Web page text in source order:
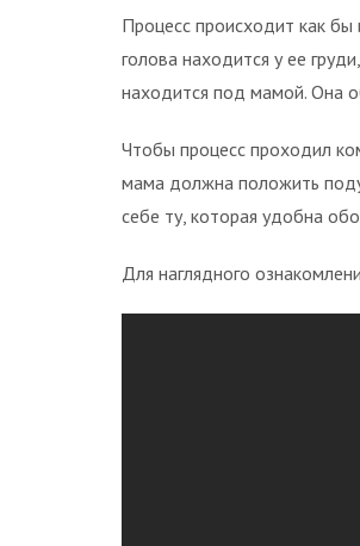
Процесс происходит как
голова находится у ее
находится под мамой. Она
Чтобы процесс проходил
мама должна положить
себе ту, которая удобна
Для наглядного